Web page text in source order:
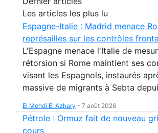
Les articles les plus lu
Espagne-Italie : Madrid menace
représailles sur les contrôles
L'Espagne menace l'Italie de
rétorsion si Rome maintient ses
visant les Espagnols, instaurés
massive de migrants à Sebta
El Mehdi El Azhary - 7 août 2026
Pétrole : Ormuz fait de nouveau
cours